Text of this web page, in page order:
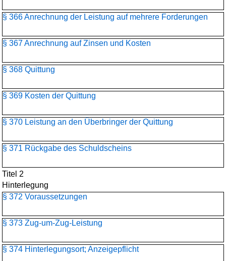
§ 366 Anrechnung der Leistung auf mehrere Forderungen
§ 367 Anrechnung auf Zinsen und Kosten
§ 368 Quittung
§ 369 Kosten der Quittung
§ 370 Leistung an den Überbringer der Quittung
§ 371 Rückgabe des Schuldscheins
Titel 2
Hinterlegung
§ 372 Voraussetzungen
§ 373 Zug-um-Zug-Leistung
§ 374 Hinterlegungsort; Anzeigepflicht